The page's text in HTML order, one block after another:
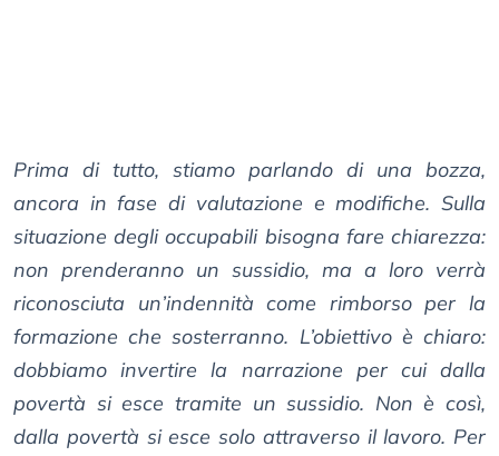
Prima di tutto, stiamo parlando di una bozza,
ancora in fase di valutazione e modifiche. Sulla
situazione degli occupabili bisogna fare chiarezza:
non prenderanno un sussidio, ma a loro verrà
riconosciuta un’indennità come rimborso per la
formazione che sosterranno. L’obiettivo è chiaro:
dobbiamo invertire la narrazione per cui dalla
povertà si esce tramite un sussidio. Non è così,
dalla povertà si esce solo attraverso il lavoro. Per